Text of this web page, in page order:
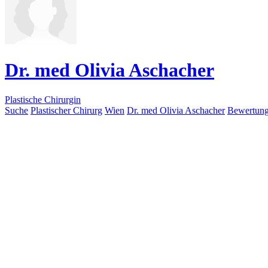
Dr. med Olivia Aschacher
Plastische Chirurgin
Suche Plastischer Chirurg Wien Dr. med Olivia Aschacher